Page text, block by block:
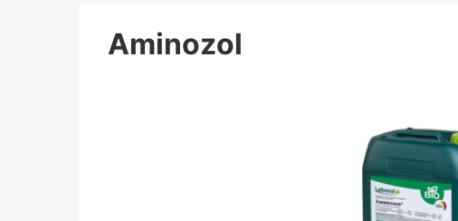
Aminozol